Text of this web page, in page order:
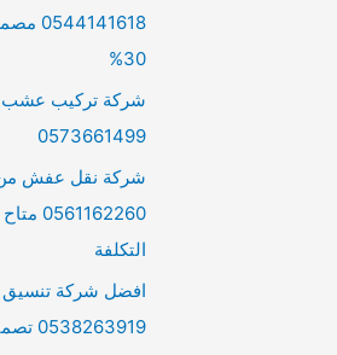
30%
شركة تركيب عشب
0573661499
شركة نقل عفش من
التكلفة
افضل شركة تنسيق
0538263919 تصميمات مودرن 2026